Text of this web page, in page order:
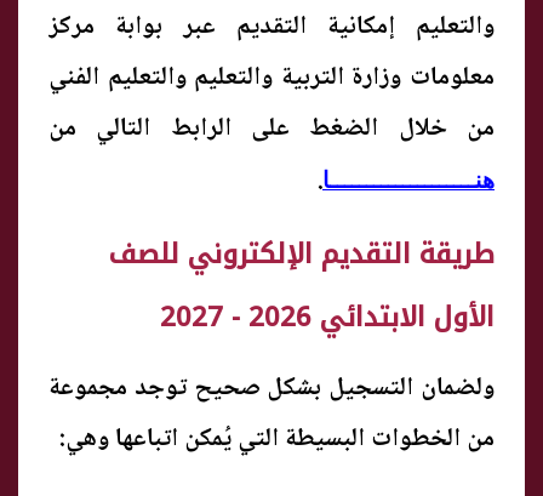
والتعليم إمكانية التقديم عبر بوابة مركز
معلومات وزارة التربية والتعليم والتعليم الفني
من خلال الضغط على الرابط التالي من
هنــــــــــــــــــــا.
طريقة التقديم الإلكتروني للصف
الأول الابتدائي 2026 - 2027
ولضمان التسجيل بشكل صحيح توجد مجموعة
من الخطوات البسيطة التي يُمكن اتباعها وهي: